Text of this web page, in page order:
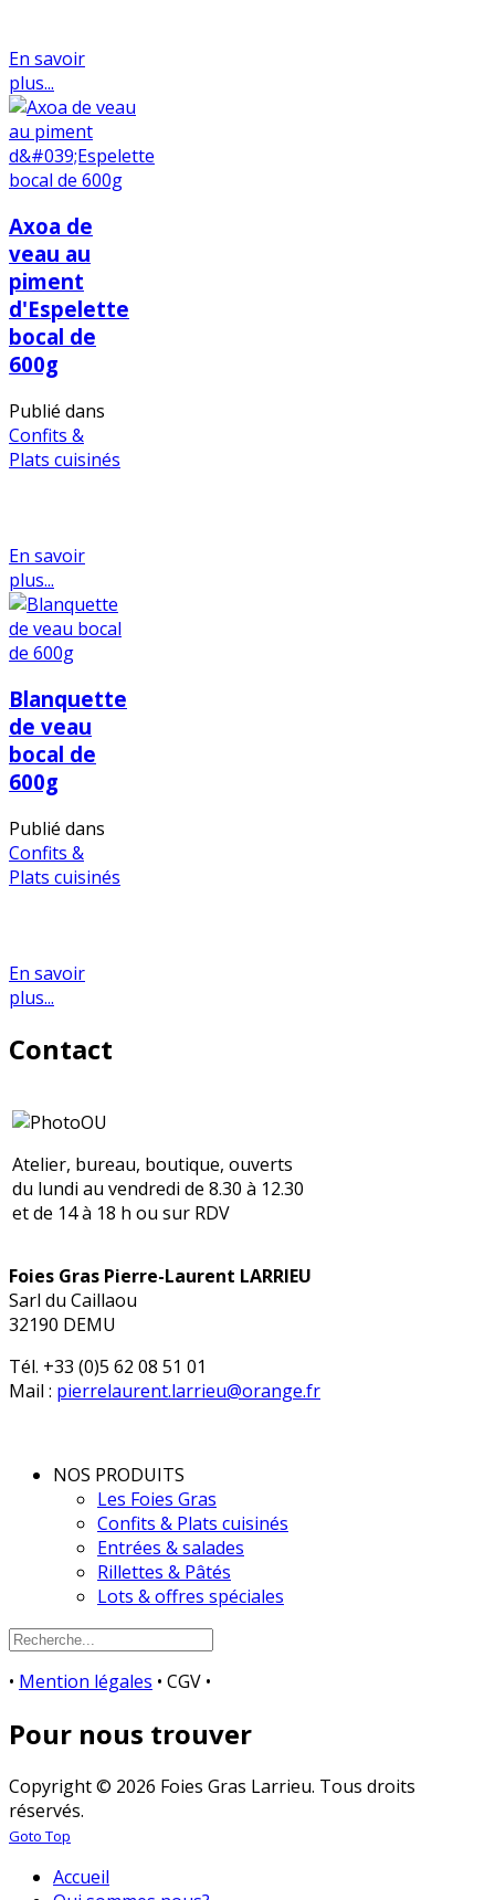
En savoir
plus...
Axoa de
veau au
piment
d'Espelette
bocal de
600g
Publié dans
Confits &
Plats cuisinés
En savoir
plus...
Blanquette
de veau
bocal de
600g
Publié dans
Confits &
Plats cuisinés
En savoir
plus...
Contact
Atelier, bureau, boutique, ouverts
du lundi au vendredi de 8.30 à 12.30
et de 14 à 18 h ou sur RDV
Foies Gras Pierre-Laurent LARRIEU
Sarl du Caillaou
32190 DEMU
Tél. +33 (0)5 62 08 51 01
Mail : pierrelaurent.larrieu@orange.fr
NOS PRODUITS
Les Foies Gras
Confits & Plats cuisinés
Entrées & salades
Rillettes & Pâtés
Lots & offres spéciales
• Mention légales • CGV •
Pour nous trouver
Copyright © 2026 Foies Gras Larrieu. Tous droits
réservés.
Goto Top
Accueil